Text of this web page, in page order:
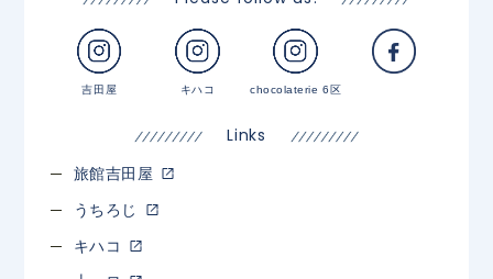
Links
旅館吉田屋
うちろじ
キハコ
吉田屋 キハコ chocolaterie 6区